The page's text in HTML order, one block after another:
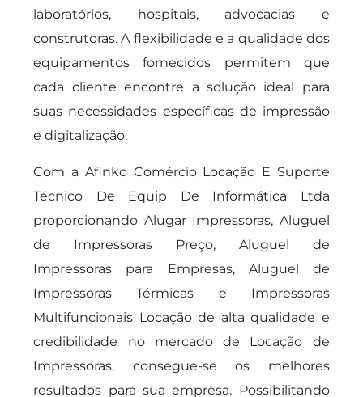
laboratórios, hospitais, advocacias e
construtoras. A flexibilidade e a qualidade dos
equipamentos fornecidos permitem que
cada cliente encontre a solução ideal para
suas necessidades específicas de impressão
e digitalização.
Com a Afinko Comércio Locação E Suporte
Técnico De Equip De Informática Ltda
proporcionando Alugar Impressoras, Aluguel
de Impressoras Preço, Aluguel de
Impressoras para Empresas, Aluguel de
Impressoras Térmicas e Impressoras
Multifuncionais Locação de alta qualidade e
credibilidade no mercado de Locação de
Impressoras, consegue-se os melhores
resultados para sua empresa. Possibilitando